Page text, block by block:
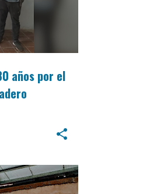
años por el